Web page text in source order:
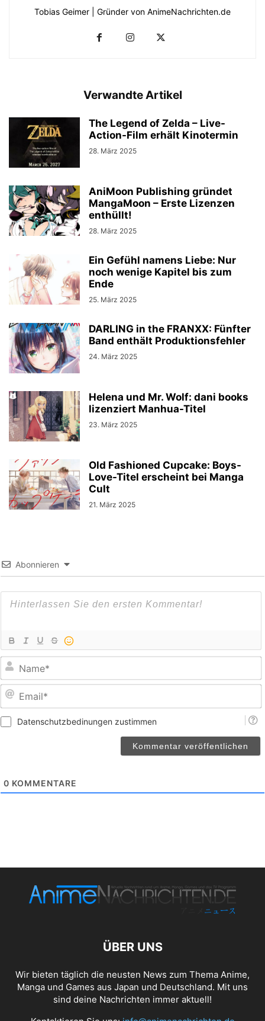
Tobias Geimer | Gründer von AnimeNachrichten.de
Verwandte Artikel
The Legend of Zelda – Live-
Action-Film erhält Kinotermin
28. März 2025
AniMoon Publishing gründet
MangaMoon – Erste Lizenzen
enthüllt!
28. März 2025
Ein Gefühl namens Liebe: Nur
noch wenige Kapitel bis zum
Ende
25. März 2025
DARLING in the FRANXX: Fünfter
Band enthält Produktionsfehler
24. März 2025
Helena und Mr. Wolf: dani books
lizenziert Manhua-Titel
23. März 2025
Old Fashioned Cupcake: Boys-
Love-Titel erscheint bei Manga
Cult
21. März 2025
Abonnieren
Datenschutzbedinungen zustimmen
0 KOMMENTARE
ÜBER UNS
Wir bieten täglich die neusten News zum Thema Anime,
Manga und Games aus Japan und Deutschland. Mit uns
sind deine Nachrichten immer aktuell!